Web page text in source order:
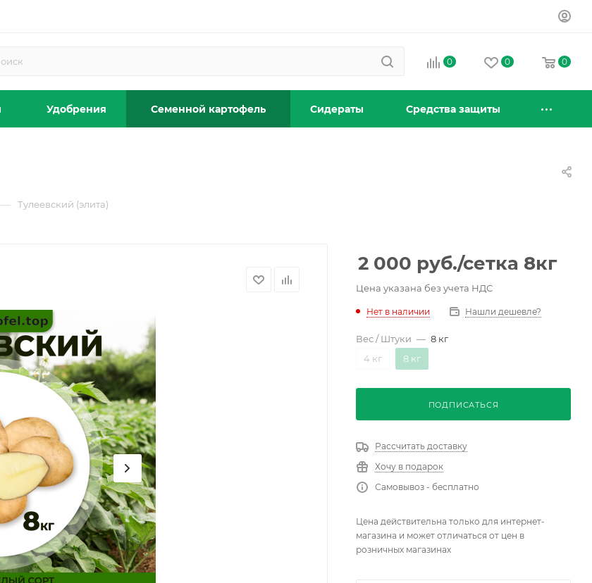
0 0 0
Удобрения Семенной картофель Сидераты Средства защиты
— Тулеевский (элита)
2 000 руб./сетка 8кг
Цена указана без учета НДС
Нет в наличии Нашли дешевле?
Вес / Штуки — 8 кг
4 кг
8 кг
ПОДПИСАТЬСЯ
Рассчитать доставку
Хочу в подарок
Самовывоз - бесплатно
Цена действительна только для интернет-
магазина и может отличаться от цен в
розничных магазинах